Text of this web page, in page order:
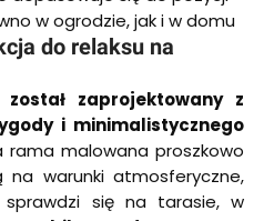
w ogrodzie, jak i w domu
do relaksu na
został zaprojektowany z
i minimalistycznego
rama malowana proszkowo
na warunki atmosferyczne,
sprawdzi się na tarasie, w